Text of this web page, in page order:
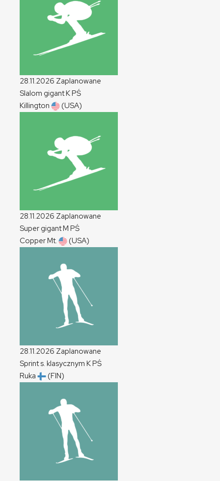
28.11.2026 Zaplanowane
Slalom gigantKPŚ
Killington
(USA)
28.11.2026 Zaplanowane
Super gigantM PŚ
Copper Mt.
(USA)
28.11.2026 Zaplanowane
Sprint s. klasycznym KPŚ
Ruka
(FIN)